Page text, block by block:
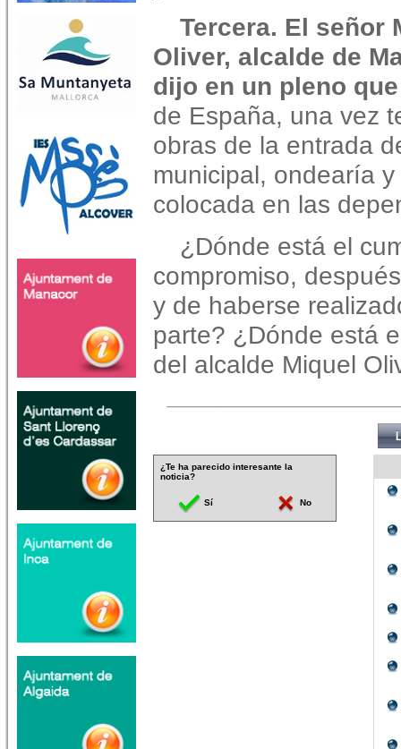
Tercera. El señor
Oliver, alcalde de
dijo en un pleno
de España, una vez
obras de la entrada
municipal, ondearía
colocada en las
¿Dónde está el
compromiso,
y de haberse
parte? ¿Dónde está
del alcalde Miquel
¿Te ha parecido interesante la
noticia?
Sí No